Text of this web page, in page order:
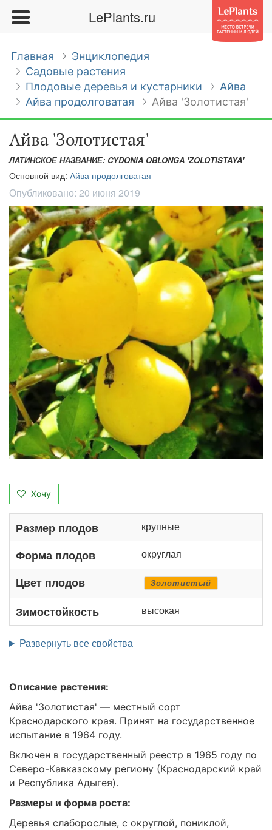
LePlants.ru
Главная
Энциклопедия
Садовые растения
Плодовые деревья и кустарники
Айва
Айва продолговатая
Айва 'Золотистая'
Айва 'Золотистая'
ЛАТИНСКОЕ НАЗВАНИЕ: CYDONIA OBLONGA 'ZOLOTISTAYA'
Основной вид: Айва продолговатая
Опубликовано: 20 июня 2019
Хочу
Размер плодов крупные
Форма плодов округлая
Цвет плодов Золотистый
Зимостойкость высокая
Развернуть все свойства
Описание растения:
Айва 'Золотистая' — местный сорт
Краснодарского края. Принят на государственное
испытание в 1964 году.
Включен в государственный реестр в 1965 году по
Северо-Кавказскому региону (Краснодарский край
и Республика Адыгея).
Размеры и форма роста:
Деревья слаборослые, с округлой, пониклой,